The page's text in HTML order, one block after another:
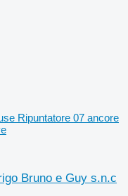
Ripuntatore 07 ancore
Bruno e Guy s.n.c